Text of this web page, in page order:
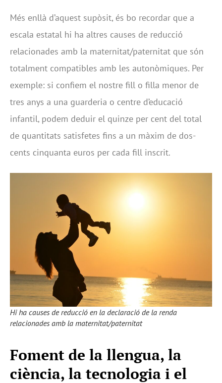
Més enllà d’aquest supòsit, és bo recordar que a
escala estatal hi ha altres causes de reducció
relacionades amb la maternitat/paternitat que són
totalment compatibles amb les autonòmiques. Per
exemple: si confiem el nostre fill o filla menor de
tres anys a una guarderia o centre d’educació
infantil, podem deduir el quinze per cent del total
de quantitats satisfetes fins a un màxim de dos-
cents cinquanta euros per cada fill inscrit.
Hi ha causes de reducció en la declaració de la renda
relacionades amb la maternitat/paternitat
Foment de la llengua, la
ciència, la tecnologia i el